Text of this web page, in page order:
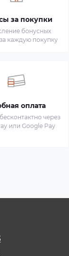
за покупки
бонусных
каждую покупку
оплата
через
или Google Pay